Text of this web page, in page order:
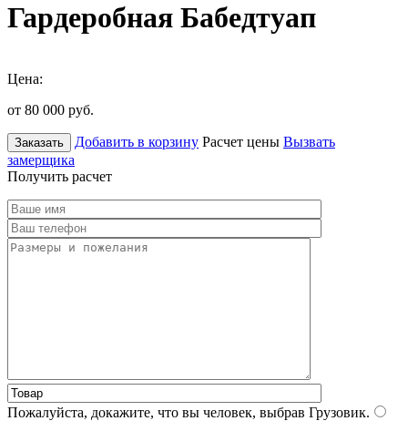
Гардеробная Бабедтуап
Цена:
от 80 000 руб.
Заказать Добавить в корзину Расчет цены Вызвать
замерщика
Получить расчет
Пожалуйста, докажите, что вы человек, выбрав Грузовик.